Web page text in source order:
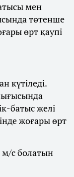
мен
төтенше
өрт қаупі
күтіледі.
батыс желі
жоғары өрт
м/с болатын